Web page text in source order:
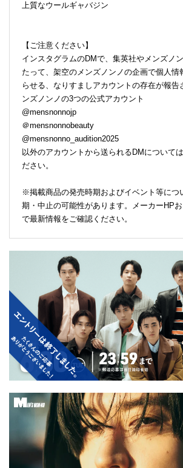
上質なウールギャバジン
【ご注意ください】
インスタグラムのDMで、集英社やメンズノ
たって、架空のメンズノンノの企画で個人情
らせる、なりすましアカウントの存在が報告
ンズノンノの3つの公式アカウント
@mensnonnojp
＠mensnonnobeauty
@mensnonno_audition2025
以外のアカウントから送られるDMについて
ださい。
※掲載商品の発売時期およびイベント等につ
期・中止の可能性があります。メーカーHP
で最新情報をご確認ください。